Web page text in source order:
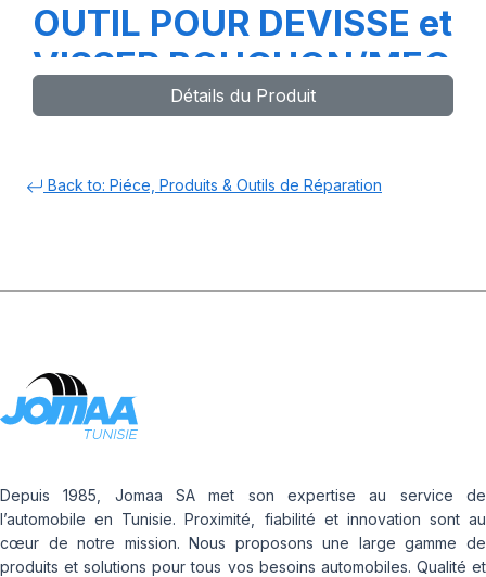
OUTIL POUR DEVISSE et
VISSER BOUCHON/MEC
VL/PL
Détails du Produit
Back to: Piéce, Produits & Outils de Réparation
Depuis 1985, Jomaa SA met son expertise au service de
l’automobile en Tunisie. Proximité, fiabilité et innovation sont au
cœur de notre mission. Nous proposons une large gamme de
produits et solutions pour tous vos besoins automobiles. Qualité et